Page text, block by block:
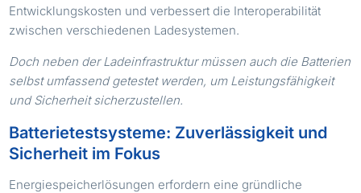
Entwicklungskosten und verbessert die Interoperabilität
zwischen verschiedenen Ladesystemen.
Doch neben der Ladeinfrastruktur müssen auch die Batterien
selbst umfassend getestet werden, um Leistungsfähigkeit
und Sicherheit sicherzustellen.
Batterietestsysteme: Zuverlässigkeit und
Sicherheit im Fokus
Energiespeicherlösungen erfordern eine gründliche